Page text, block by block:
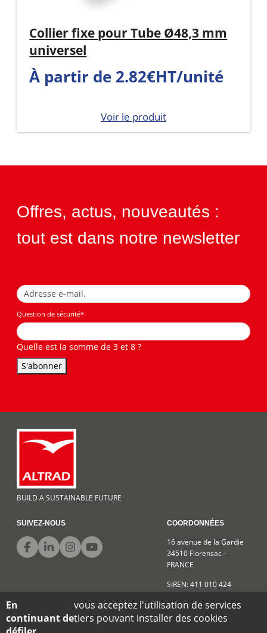
Collier fixe pour Tube Ø48,3 mm
universel
À partir de 2.82€HT/unité
Voir le produit
Offres, actus, nouveautés :
tout est dans notre newsletter
Question de sécurité*
Quelle est la somme de 3 et 8 ?
S'abonner
BUILD A SUSTAINABLE FUTURE
SUIVEZ-NOUS COORDONNÉES
16 avenue de la Gardie
34510 Florensac -
FRANCE
SIREN: 411 010 424
Conditions générales de venteMentions légales Confidentialité
En
continuant de
vous acceptez l'utilisation de services
tiers pouvant installer des cookies